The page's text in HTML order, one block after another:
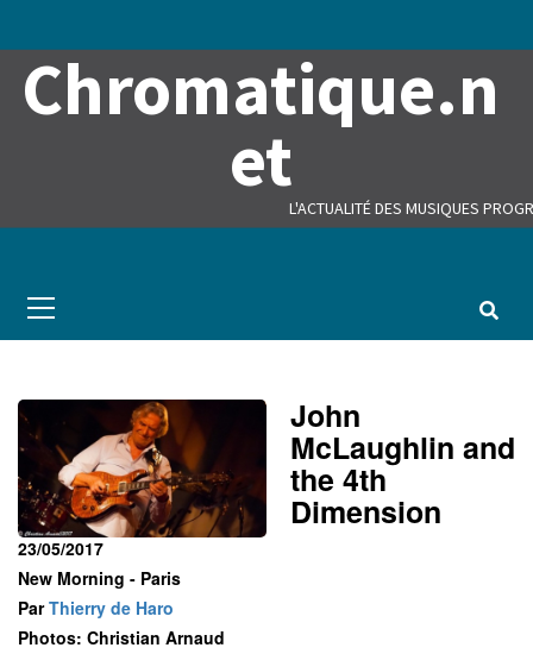
Chromatique.n
et
L'ACTUALITÉ DES MUSIQUES
Menu
John
McLaughlin and
the 4th
Dimension
23/05/2017
New Morning - Paris
ParThierry de Haro
Photos: Christian Arnaud